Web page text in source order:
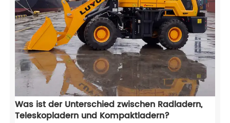
Was ist der Unterschied zwischen Radladern,
Teleskopladern und Kompaktladern?